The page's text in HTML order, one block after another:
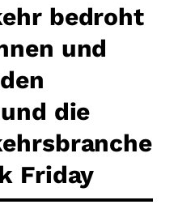
bedroht
und
die
Friday